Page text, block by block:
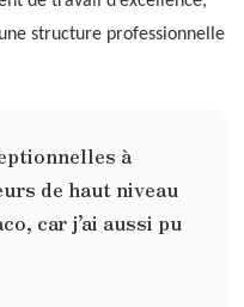
structure professionnelle
à
de haut niveau
car j’ai aussi pu